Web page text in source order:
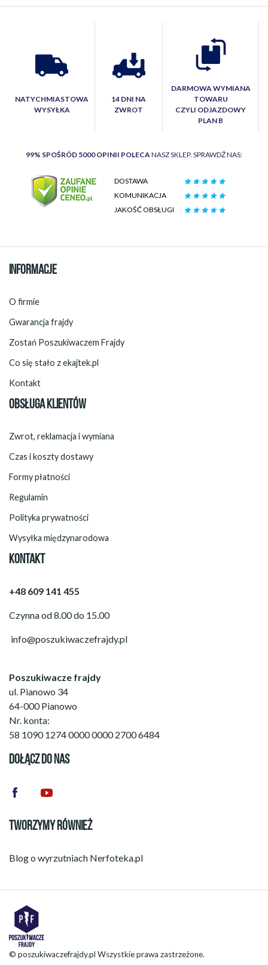
NATYCHMIASTOWA
WYSYŁKA
14 DNI NA
ZWROT
DARMOWA WYMIANA
TOWARU
CZYLI ODJAZDOWY
PLAN B
99% SPOŚRÓD 5000 OPINII POLECA NASZ SKLEP. SPRAWDŹ NAS:
DOSTAWA
KOMUNIKACJA
JAKOŚĆ OBSŁUGI
INFORMACJE
O firmie
Gwarancja frajdy
Zostań Poszukiwaczem Frajdy
Co się stało z ekajtek.pl
Kontakt
OBSŁUGA KLIENTÓW
Zwrot, reklamacja i wymiana
Czas i koszty dostawy
Formy płatności
Regulamin
Polityka prywatności
Wysyłka międzynarodowa
KONTAKT
+48 609 141 455
Czynna od 8.00 do 15.00
info@poszukiwaczefrajdy.pl
Poszukiwacze frajdy
ul. Pianowo 34
64-000 Pianowo
Nr. konta:
58 1090 1274 0000 0000 2700 6484
DOŁĄCZ DO NAS
TWORZYMY RÓWNIEŻ
Blog o wyrzutniach Nerfoteka.pl
© poszukiwaczefrajdy.pl Wszystkie prawa zastrzeżone.